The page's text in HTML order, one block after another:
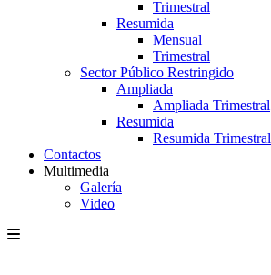
Trimestral
Resumida
Mensual
Trimestral
Sector Público Restringido
Ampliada
Ampliada Trimestral
Resumida
Resumida Trimestral
Contactos
Multimedia
Galería
Video